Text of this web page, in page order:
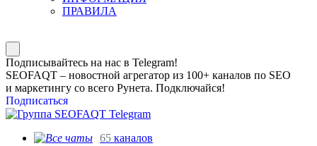
ПРАВИЛА
Подписывайтесь на нас в Telegram!
SEOFAQT – новостной агрегатор из 100+ каналов по SEO
и маркетингу со всего Рунета. Подключайся!
Подписаться
65 каналов